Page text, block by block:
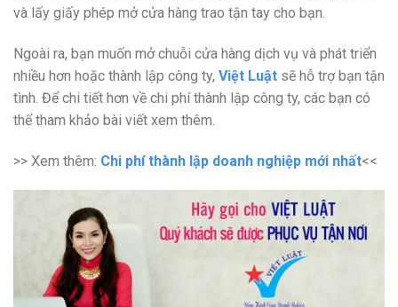
và lấy giấy phép mở cửa hàng trao tận tay cho bạn.
Ngoài ra, bạn muốn mở chuỗi cửa hàng dịch vụ và phát triển
nhiều hơn hoặc thành lập công ty, Việt Luật sẽ hỗ trợ bạn tận
tình. Để chi tiết hơn về chi phí thành lập công ty, các bạn có
thể tham khảo bài viết xem thêm.
>> Xem thêm: Chi phí thành lập doanh nghiệp mới nhất<<